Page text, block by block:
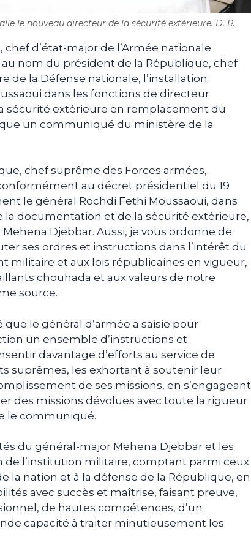
le nouveau directeur de la sécurité extérieure. D. R.
chef d’état-major de l’Armée nationale
nom du président de la République, chef
de la Défense nationale, l’installation
dans les fonctions de directeur
sécurité extérieure en remplacement du
un communiqué du ministère de la
chef suprême des Forces armées,
au décret présidentiel du 19
le général Rochdi Fethi Moussaoui, dans
la documentation et de la sécurité extérieure,
Djebbar. Aussi, je vous ordonne de
ses ordres et instructions dans l’intérêt du
militaire et aux lois républicaines en vigueur,
chouhada et aux valeurs de notre
source.
le général d’armée a saisie pour
un ensemble d’instructions et
davantage d’efforts au service de
suprêmes, les exhortant à soutenir leur
de ses missions, en s’engageant
des missions dévolues avec toute la rigueur
le communiqué.
du général-major Mehena Djebbar et les
de l’institution militaire, comptant parmi ceux
la nation et à la défense de la République, en
avec succès et maîtrise, faisant preuve,
de hautes compétences, d’un
capacité à traiter minutieusement les